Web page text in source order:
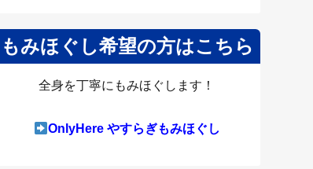
もみほぐし希望の方はこちら
全身を丁寧にもみほぐします！
OnlyHere やすらぎもみほぐし